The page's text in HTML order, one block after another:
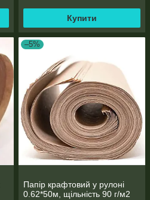
Купити
–5%
Папір крафтовий у рулоні
0.62*50м, щільність 90 г/м2